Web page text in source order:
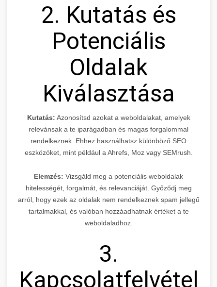
2. Kutatás és
Potenciális
Oldalak
Kiválasztása
Kutatás: Azonosítsd azokat a weboldalakat, amelyek
relevánsak a te iparágadban és magas forgalommal
rendelkeznek. Ehhez használhatsz különböző SEO
eszközöket, mint például a Ahrefs, Moz vagy SEMrush.
Elemzés: Vizsgáld meg a potenciális weboldalak
hitelességét, forgalmát, és relevanciáját. Győződj meg
arról, hogy ezek az oldalak nem rendelkeznek spam jellegű
tartalmakkal, és valóban hozzáadhatnak értéket a te
weboldaladhoz.
3.
Kapcsolatfelvétel